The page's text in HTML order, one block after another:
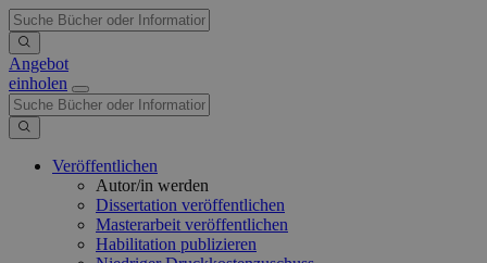
Angebot
einholen
Veröffentlichen
Autor/in werden
Dissertation veröffentlichen
Masterarbeit veröffentlichen
Habilitation publizieren